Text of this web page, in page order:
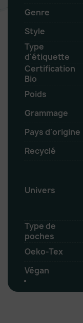
Genre
Style
Type
d'étiquette
Certification
Bio
Poids
Grammage
Pays d'origine
Recyclé
Univers
Type de
poches
Oeko-Tex
Végan